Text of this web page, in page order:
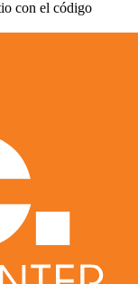
con el código